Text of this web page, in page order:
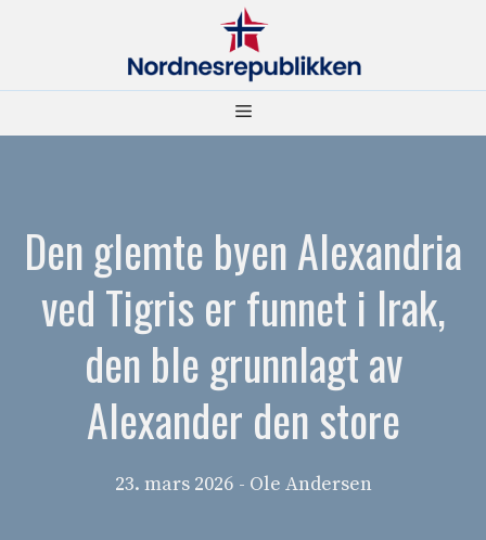
Meny
Den glemte byen Alexandria
ved Tigris er funnet i Irak,
den ble grunnlagt av
Alexander den store
23. mars 2026 - Ole Andersen